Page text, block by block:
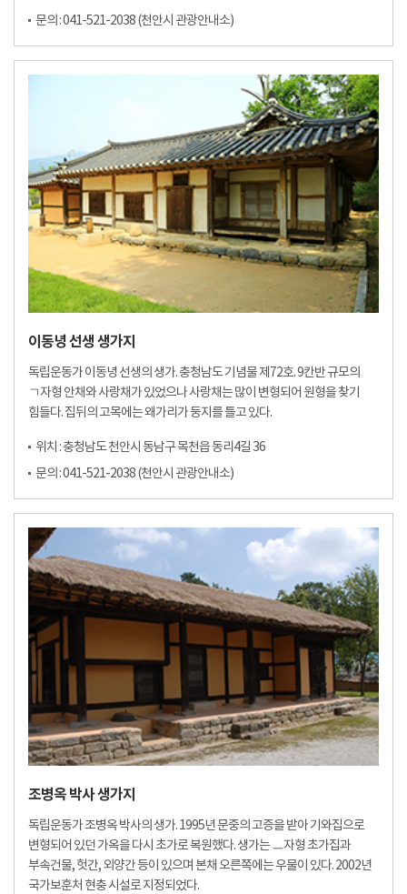
문의 : 041-521-2038 (천안시 관광안내소)
이동녕 선생 생가지
독립운동가 이동녕 선생의 생가. 충청남도 기념물 제72호. 9칸반 규모의
ㄱ자형 안채와 사랑채가 있었으나 사랑채는 많이 변형되어 원형을 찾기
힘들다. 집뒤의 고목에는 왜가리가 둥지를 틀고 있다.
위치 : 충청남도 천안시 동남구 목천읍 동리4길 36
문의 : 041-521-2038 (천안시 관광안내소)
조병옥 박사 생가지
독립운동가 조병옥 박사의 생가. 1995년 문중의 고증을 받아 기와집으로
변형되어 있던 가옥을 다시 초가로 복원했다. 생가는 ㅡ자형 초가집과
부속건물, 헛간, 외양간 등이 있으며 본채 오른쪽에는 우물이 있다. 2002년
국가보훈처 현충 시설로 지정되었다.